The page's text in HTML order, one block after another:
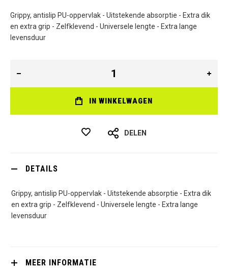
Grippy, antislip PU-oppervlak - Uitstekende absorptie - Extra dik
en extra grip - Zelfklevend - Universele lengte - Extra lange
levensduur
IN WINKELWAGEN
DELEN
DETAILS
Grippy, antislip PU-oppervlak - Uitstekende absorptie - Extra dik
en extra grip - Zelfklevend - Universele lengte - Extra lange
levensduur
MEER INFORMATIE